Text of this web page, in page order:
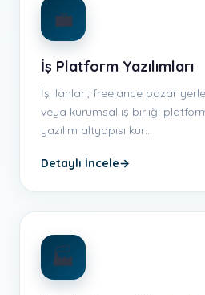
💼
İş Platform Yazılımları
İş ilanları, freelance pazar
veya kurumsal iş birliği
yazılım altyapısı kur…
Detaylı İncele→
🏭